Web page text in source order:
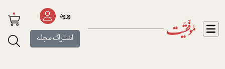
ورود
اشتراک مجله
0